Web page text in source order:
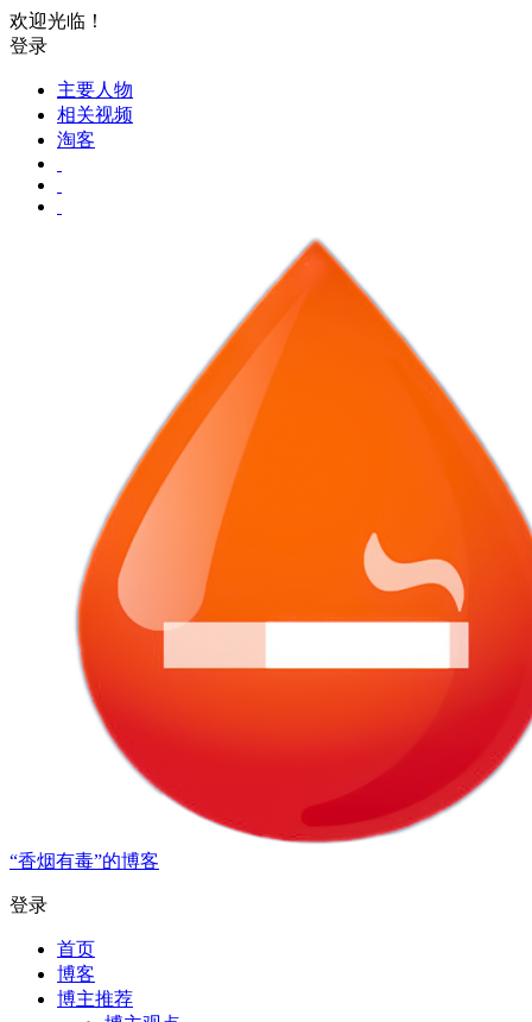
欢迎光临！
登录
主要人物
相关视频
淘客
“香烟有毒”的博客
登录
首页
博客
博主推荐